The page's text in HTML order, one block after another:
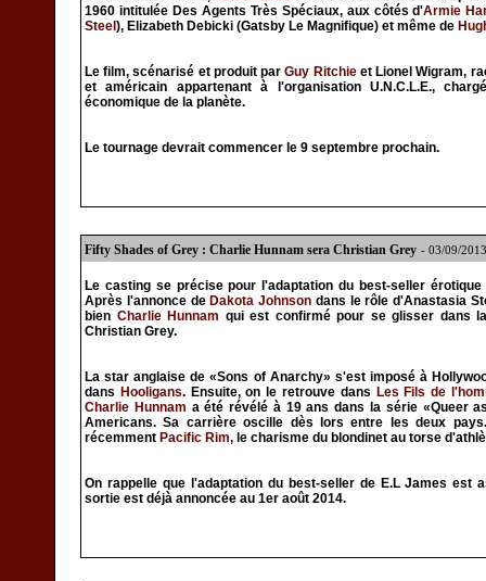
1960 intitulée Des Agents Très Spéciaux, aux côtés d'Armie
Steel ), Elizabeth Debicki (Gatsby Le Magnifique) et même de
Le film, scénarisé et produit parGuy Ritchieet Lionel Wigram,
et américain appartenant à l'organisation U.N.C.L.E.,
économique de la planète.
Le tournage devrait commencer le 9 septembre prochain.
Fifty Shades of Grey : Charlie Hunnam sera Christian Grey - 03/09/
Le casting se précise pour l'adaptation du best-seller érotique
Après l'annonce de Dakota Johnson dans le rôle d'Anastasia
bien Charlie Hunnam qui est confirmé pour se glisser dans
Christian Grey.
La star anglaise de «Sons of Anarchy» s'est imposé à
dans Hooligans. Ensuite, on le retrouve dans Les Fils de
Charlie Hunnam a été révélé à 19 ans dans la série «Queer
Americans. Sa carrière oscille dès lors entre les deux
récemment Pacific Rim, le charisme du blondinet au torse
On rappelle que l'adaptation du best-seller de E.L James est
sortie est déjà annoncée au 1er août 2014.